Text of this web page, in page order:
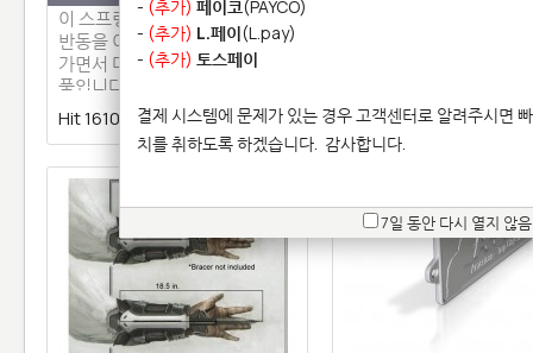
이 스프링복스는 밑에 달린 추의
반동을 이용해 회전기어가 돌아
가면서 머리도 같이 움직이는 제
품입니다. 모든 부품들이 …
Hit 16109 |
1 | 댓글 0
- (추가) 페이코(PAYCO)
- (추가) L.페이(L.pay)
- (추가) 토스페이
결제 시스템에 문제가 있는 경우 고객센터로 알려주시면
치를 취하도록 하겠습니다. 감사합니다.
7일 동안 다시 열지 않음